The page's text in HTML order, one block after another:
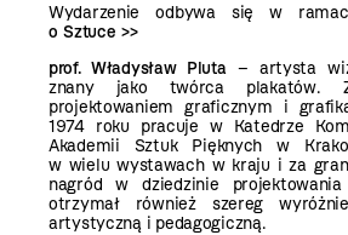
Wydarzenie odbywa się w
o Sztuce >>
prof. Władysław Pluta– artysta
znany jako twórca plakatów.
projektowaniem graficznym i
1974 roku pracuje w Katedrze
Akademii Sztuk Pięknych w
w wielu wystawach w kraju i za
nagród w dziedzinie
otrzymał również szereg
artystyczną i pedagogiczną.